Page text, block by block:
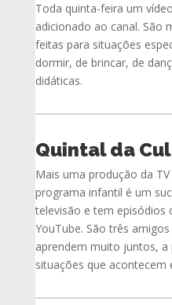
Toda quinta-feira um
adicionado ao canal. São
feitas para situações
dormir, de brincar, de
didáticas.
Quintal da
Mais uma produção da
programa infantil é um
televisão e tem episódios
YouTube. São três
aprendem muito juntos, a
situações que acontecem